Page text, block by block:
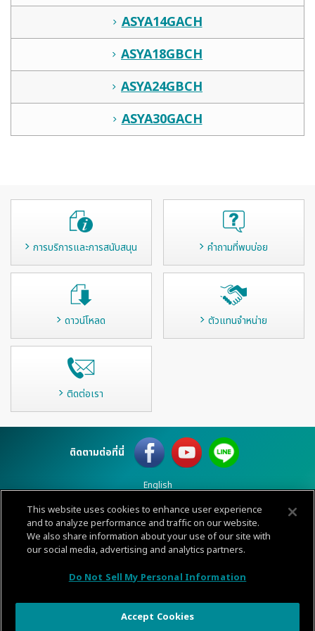
ASYA14GACH
ASYA18GBCH
ASYA24GBCH
ASYA30GACH
การบริการและการสนับสนุน คำถามที่พบบ่อย
ดาวน์โหลด ตัวแทนจำหน่าย
ติดต่อเรา
ติดตามต่อที่นี่
English
เงื่อนไขการใช้ ข้อมูลส่วนบุคคล นโยบายคุกกี้ แผนผังไซต์
© 1996-2026 GENERAL.
CENTER
This website uses cookies to enhance user experience
and to analyze performance and traffic on our website.
We also share information about your use of our site with
our social media, advertising and analytics partners.
Do Not Sell My Personal Information
Accept Cookies